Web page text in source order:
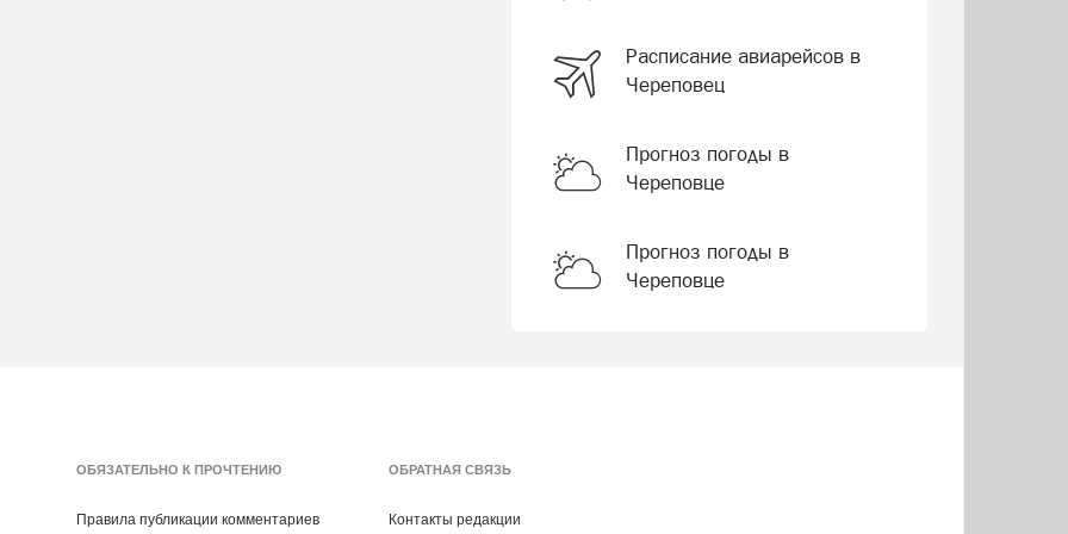
Расписание авиарейсов в
Череповец
Прогноз погоды в
Череповце
Прогноз погоды в
Череповце
ОБЯЗАТЕЛЬНО К ПРОЧТЕНИЮ
Правила публикации комментариев
ОБРАТНАЯ СВЯЗЬ
Контакты редакции